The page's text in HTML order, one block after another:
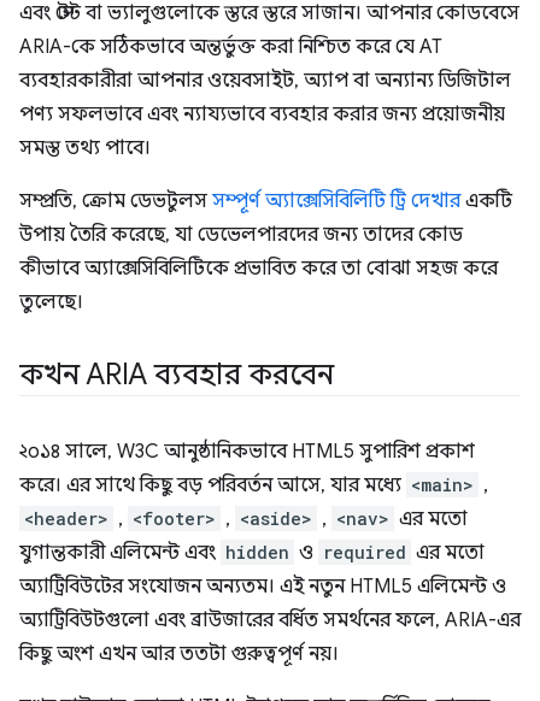
এবং স্টেট বা ভ্যালুগুলোকে স্তরে স্তরে সাজান। আপনার কোডবেসে
ARIA-কে সঠিকভাবে অন্তর্ভুক্ত করা নিশ্চিত করে যে AT
ব্যবহারকারীরা আপনার ওয়েবসাইট, অ্যাপ বা অন্যান্য ডিজিটাল
পণ্য সফলভাবে এবং ন্যায্যভাবে ব্যবহার করার জন্য প্রয়োজনীয়
সমস্ত তথ্য পাবে।
সম্প্রতি, ক্রোম ডেভটুলস সম্পূর্ণ অ্যাক্সেসিবিলিটি ট্রি দেখারএকটি
উপায় তৈরি করেছে, যা ডেভেলপারদের জন্য তাদের কোড
কীভাবে অ্যাক্সেসিবিলিটিকে প্রভাবিত করে তা বোঝা সহজ করে
তুলেছে।
কখন ARIA ব্যবহার করবেন
২০১৪ সালে, W3C আনুষ্ঠানিকভাবে HTML5 সুপারিশ প্রকাশ
করে। এর সাথে কিছু বড় পরিবর্তন আসে, যার মধ্যে <main> ,
<header> , <footer> , <aside> , <nav> এর মতো
যুগান্তকারী এলিমেন্ট এবং hidden ও required এর মতো
অ্যাট্রিবিউটের সংযোজন অন্যতম। এই নতুন HTML5 এলিমেন্ট ও
অ্যাট্রিবিউটগুলো এবং ব্রাউজারের বর্ধিত সমর্থনের ফলে, ARIA-এর
কিছু অংশ এখন আর ততটা গুরুত্বপূর্ণ নয়।